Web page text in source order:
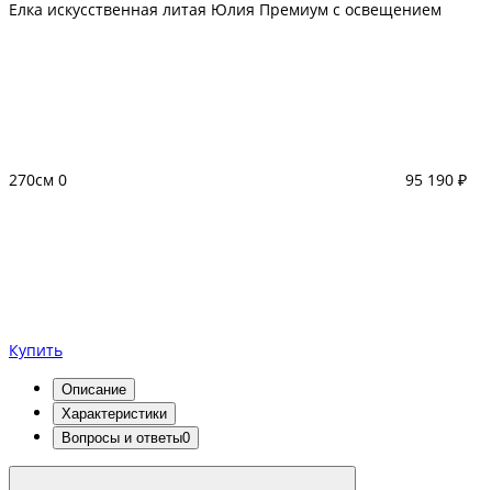
Елка искусственная литая Юлия Премиум с освещением
270см 0 95 190 ₽
Купить
Описание
Характеристики
Вопросы и ответы0